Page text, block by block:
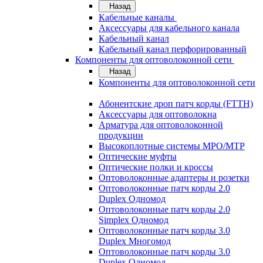
Назад
Кабельные каналы
Аксессуары для кабельного канала
Кабельный канал
Кабельный канал перфорированный
Компоненты для оптоволоконной сети
Назад
Компоненты для оптоволоконной сети
Абонентские дроп патч корды (FTTH)
Аксессуары для оптоволокна
Арматура для оптоволоконной
продукции
Высокоплотные системы MPO/MTP
Оптические муфты
Оптические полки и кроссы
Оптоволоконные адаптеры и розетки
Оптоволоконные патч корды 2.0
Duplex Одномод
Оптоволоконные патч корды 2.0
Simplex Одномод
Оптоволоконные патч корды 3.0
Duplex Многомод
Оптоволоконные патч корды 3.0